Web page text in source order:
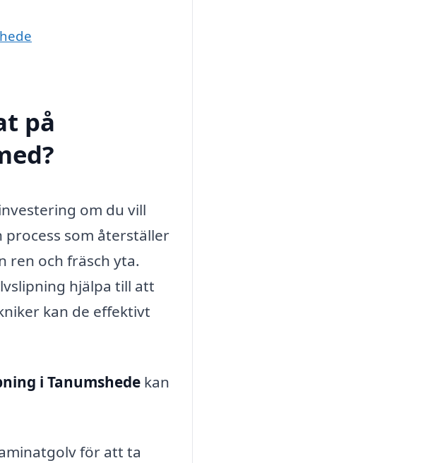
på
om du vill
som återställer
ren och fräsch yta.
hjälpa till att
kan de effektivt
i Tanumshede kan
för att ta